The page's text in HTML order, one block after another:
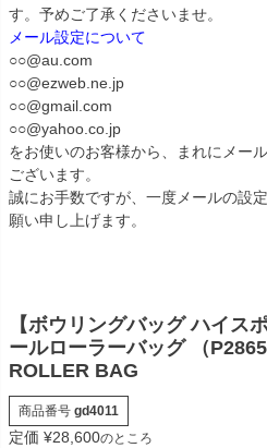
す。予めご了承くださいませ。
メール設定について
○○@au.com
○○@ezweb.ne.jp
○○@gmail.com
○○@yahoo.co.jp
をお使いのお客様から、まれにメー
ございます。
誠にお手数ですが、一度メールの設
願い申し上げます。
【ボウリングバッグ ハイス
ールローラーバッグ （
ROLLER BAG
商品番号 gd4011
定価 ¥28,600のところ